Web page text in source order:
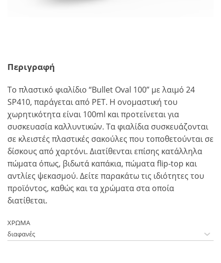
Περιγραφή
To πλαστικό φιαλίδιο “Bullet Oval 100” με λαιμό 24
SP410, παράγεται από PET. Η ονομαστική του
χωρητικότητα είναι 100ml και προτείνεται για
συσκευασία καλλυντικών. Τα φιαλίδια συσκευάζονται
σε κλειστές πλαστικές σακούλες που τοποθετούνται σε
δίσκους από χαρτόνι. Διατίθενται επίσης κατάλληλα
πώματα όπως, βιδωτά καπάκια, πώματα flip-top και
αντλίες ψεκασμού. Δείτε παρακάτω τις ιδιότητες του
προϊόντος, καθώς και τα χρώματα στα οποία
διατίθεται.
ΧΡΩΜΑ